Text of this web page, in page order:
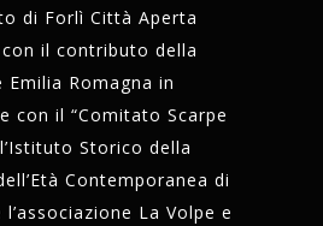
di Forlì Città Aperta
il contributo della
Emilia Romagna in
con il “Comitato Scarpe
Storico della
Contemporanea di
La Volpe e